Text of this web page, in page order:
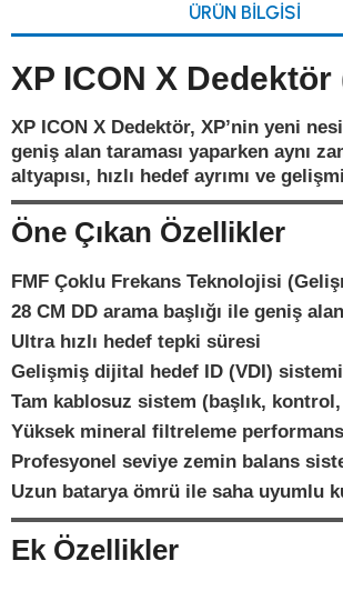
ÜRÜN BILGISI
XP ICON X Dedektör
XP ICON X Dedektör, XP’nin yeni
geniş alan taraması yaparken aynı
altyapısı, hızlı hedef ayrımı ve
Öne Çıkan Özellikler
FMF Çoklu Frekans Teknolojisi
28 CM DD arama başlığı ile geniş
Ultra hızlı hedef tepki süresi
Gelişmiş dijital hedef ID (VDI) sistemi
Tam kablosuz sistem (başlık, kontrol,
Yüksek mineral filtreleme
Profesyonel seviye zemin balans
Uzun batarya ömrü ile saha uyumlu
Ek Özellikler